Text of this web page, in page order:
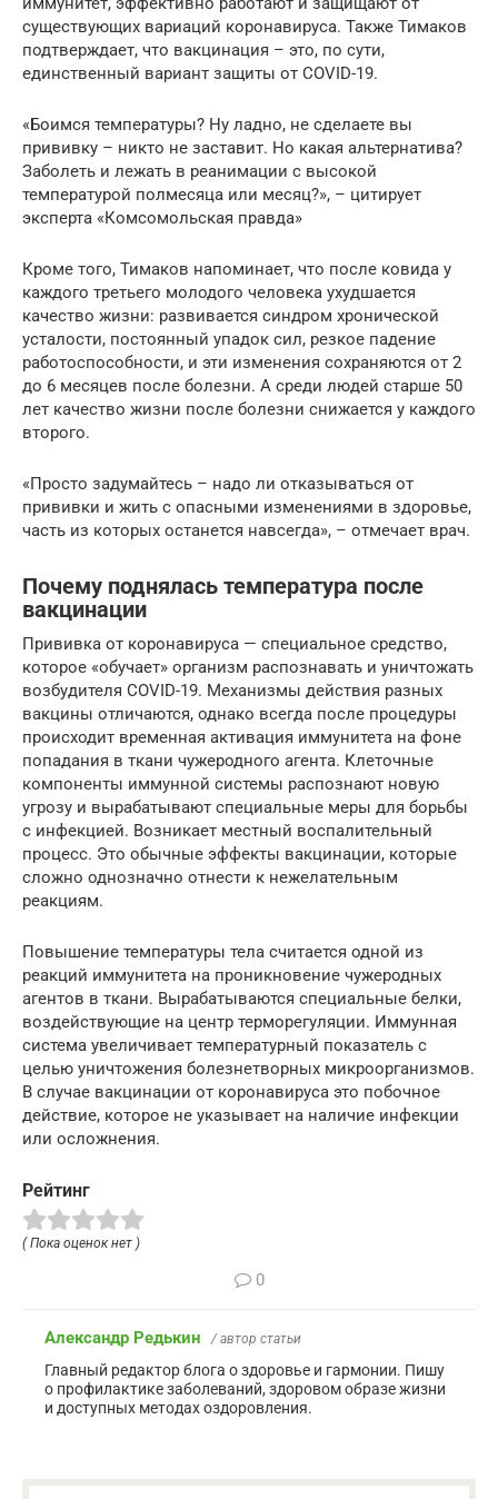
существующих вариаций коронавируса. Также Тимаков
подтверждает, что вакцинация – это, по сути,
единственный вариант защиты от COVID-19.
«Боимся температуры? Ну ладно, не сделаете вы
прививку – никто не заставит. Но какая альтернатива?
Заболеть и лежать в реанимации с высокой
температурой полмесяца или месяц?», – цитирует
эксперта «Комсомольская правда»
Кроме того, Тимаков напоминает, что после ковида у
каждого третьего молодого человека ухудшается
качество жизни: развивается синдром хронической
усталости, постоянный упадок сил, резкое падение
работоспособности, и эти изменения сохраняются от 2
до 6 месяцев после болезни. А среди людей старше 50
лет качество жизни после болезни снижается у каждого
второго.
«Просто задумайтесь – надо ли отказываться от
прививки и жить с опасными изменениями в здоровье,
часть из которых останется навсегда», – отмечает врач.
Почему поднялась температура после
вакцинации
Прививка от коронавируса — специальное средство,
которое «обучает» организм распознавать и уничтожать
возбудителя COVID-19. Механизмы действия разных
вакцины отличаются, однако всегда после процедуры
происходит временная активация иммунитета на фоне
попадания в ткани чужеродного агента. Клеточные
компоненты иммунной системы распознают новую
угрозу и вырабатывают специальные меры для борьбы
с инфекцией. Возникает местный воспалительный
процесс. Это обычные эффекты вакцинации, которые
сложно однозначно отнести к нежелательным
реакциям.
Повышение температуры тела считается одной из
реакций иммунитета на проникновение чужеродных
агентов в ткани. Вырабатываются специальные белки,
воздействующие на центр терморегуляции. Иммунная
система увеличивает температурный показатель с
целью уничтожения болезнетворных микроорганизмов.
В случае вакцинации от коронавируса это побочное
действие, которое не указывает на наличие инфекции
или осложнения.
Рейтинг
( Пока оценок нет )
0
Александр Редькин / автор статьи
Главный редактор блога о здоровье и гармонии. Пишу
о профилактике заболеваний, здоровом образе жизни
и доступных методах оздоровления.